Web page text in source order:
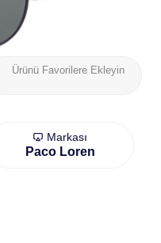
Ürünü Favorilere Ekleyin
Markası
Paco Loren